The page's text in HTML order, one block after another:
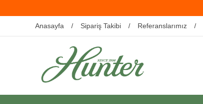
Anasayfa Sipariş Takibi Referanslarımız